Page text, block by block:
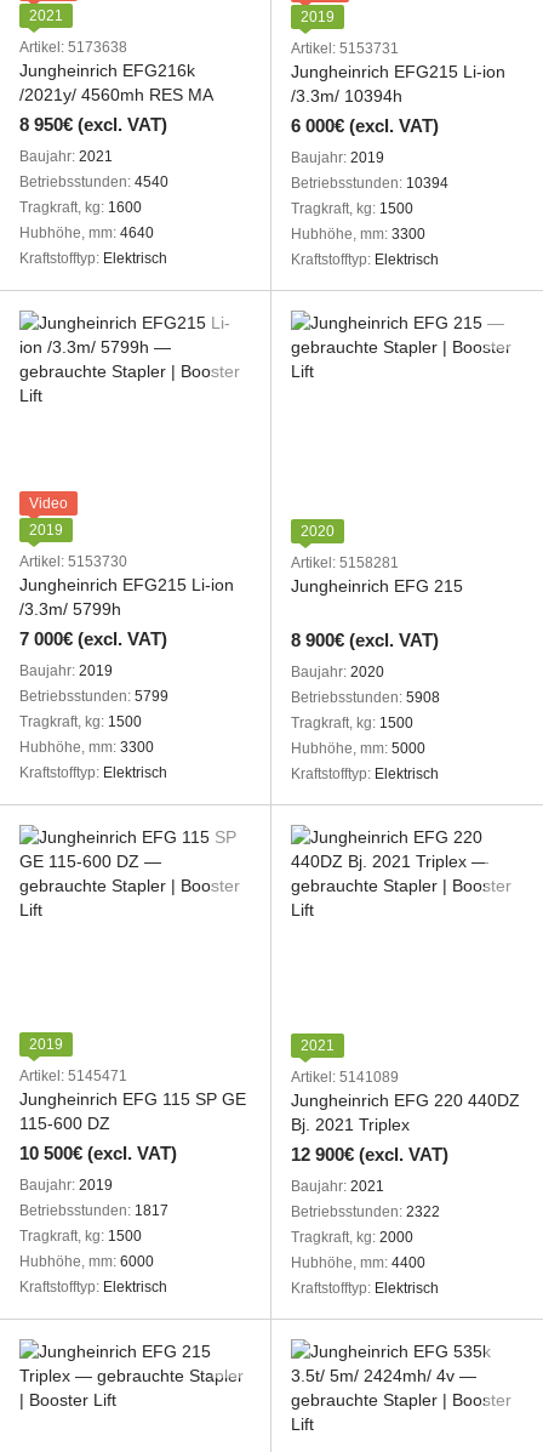
2021
Artikel: 5173638
Jungheinrich EFG216k
/2021y/ 4560mh RES MA
8 950€ (excl. VAT)
Baujahr 2021
Betriebsstunden 4540
Tragkraft, kg 1600
Hubhöhe, mm 4640
Kraftstofftyp
Elektrisch
2019
Artikel: 5153731
Jungheinrich EFG215 Li-ion
/3.3m/ 10394h
6 000€ (excl. VAT)
Baujahr 2019
Betriebsstunden 10394
Tragkraft, kg 1500
Hubhöhe, mm 3300
Kraftstofftyp
Elektrisch
Video
2019
Artikel: 5153730
Jungheinrich EFG215 Li-ion
/3.3m/ 5799h
7 000€ (excl. VAT)
Baujahr 2019
Betriebsstunden 5799
Tragkraft, kg 1500
Hubhöhe, mm 3300
Kraftstofftyp
Elektrisch
2020
Artikel: 5158281
Jungheinrich EFG 215
8 900€ (excl. VAT)
Baujahr 2020
Betriebsstunden 5908
Tragkraft, kg 1500
Hubhöhe, mm 5000
Kraftstofftyp
Elektrisch
2019
Artikel: 5145471
Jungheinrich EFG 115 SP GE
115-600 DZ
10 500€ (excl. VAT)
Baujahr 2019
Betriebsstunden 1817
Tragkraft, kg 1500
Hubhöhe, mm 6000
Kraftstofftyp
Elektrisch
2021
Artikel: 5141089
Jungheinrich EFG 220 440DZ
Bj. 2021 Triplex
12 900€ (excl. VAT)
Baujahr 2021
Betriebsstunden 2322
Tragkraft, kg 2000
Hubhöhe, mm 4400
Kraftstofftyp
Elektrisch